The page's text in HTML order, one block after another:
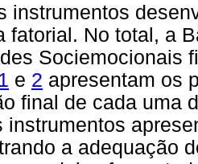
instrumentos
fatorial. No total, a
Sociemocionais
e 2 apresentam os
final de cada uma
instrumentos
a adequação